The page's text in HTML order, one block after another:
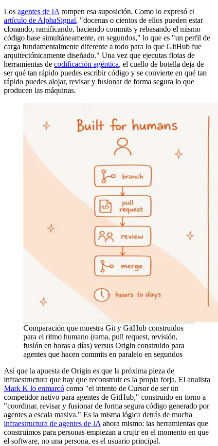
Los agentes de IArompen esa suposición. Como lo expresó el
artículo de AlphaSignal, "docenas o cientos de ellos pueden estar
clonando, ramificando, haciendo commits y rebasando el mismo
código base simultáneamente, en segundos," lo que es "un perfil de
carga fundamentalmente diferente a todo para lo que GitHub fue
arquitectónicamente diseñado." Una vez que ejecutas flotas de
herramientas de codificación agéntica, el cuello de botella deja de
ser qué tan rápido puedes escribir código y se convierte en qué tan
rápido puedes alojar, revisar y fusionar de forma segura lo que
producen las máquinas.
Comparación que muestra Git y GitHub construidos
para el ritmo humano (rama, pull request, revisión,
fusión en horas a días) versus Origin construido para
agentes que hacen commits en paralelo en segundos
Así que la apuesta de Origin es que la próxima pieza de
infraestructura que hay que reconstruir es la propia forja. El analista
Mark K lo enmarcó como "el intento de Cursor de ser un
competidor nativo para agentes de GitHub," construido en torno a
"coordinar, revisar y fusionar de forma segura código generado por
agentes a escala masiva." Es la misma lógica detrás de mucha
infraestructura de agentes de IAahora mismo: las herramientas que
construimos para personas empiezan a crujir en el momento en que
el software, no una persona, es el usuario principal.